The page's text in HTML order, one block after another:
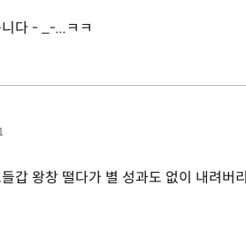
다 - _-...ㅋㅋ
갑 왕창 떨다가 별 성과도 없이 내려버